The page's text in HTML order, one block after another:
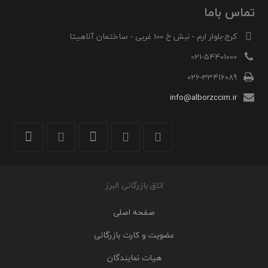
تماس باما
کرج-بلوار ارم - نبش خ 100 غربی - ساختمان آناهیتا
021-54401000
026-33416089
info@alborzccim.ir
اتاق بازرگانی البرز
صفحه اصلی
عضویت و کارت بازرگانی
هیات نمایندگان